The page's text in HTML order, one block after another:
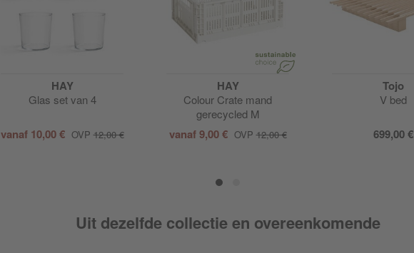
HAY
Glas set van 4
vanaf 10,00 € OVP12,00 €
HAY
Colour Crate mand
gerecycled M
vanaf9,00 € OVP12,00 €
Tojo
V bed
699,00 €
Uit dezelfde collectie en overeenkomende